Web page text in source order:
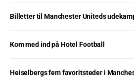
Billetter til Manchester Uniteds
Kom med ind på Hotel Football
Heiselbergs fem favoritsteder i